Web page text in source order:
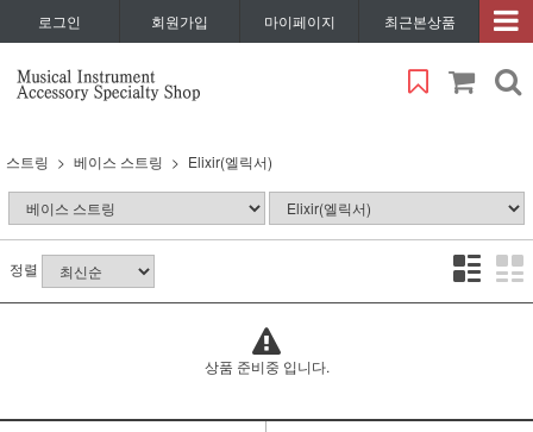
로그인 회원가입 마이페이지 최근본상품
스트링 베이스 스트링 Elixir(엘릭서)
정렬
상품 준비중 입니다.